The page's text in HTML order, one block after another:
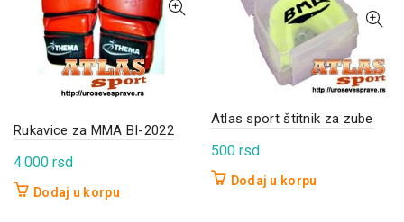
Rukavice za MMA BI-2022
4.000 rsd
Dodaj u korpu
Atlas sport štitnik za zube
500 rsd
Dodaj u korpu